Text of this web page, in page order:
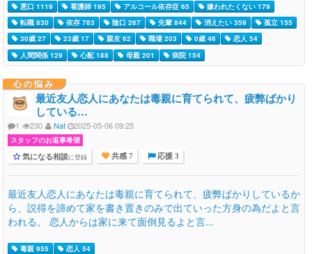
悪口 1119 看護師 195 アルコール依存症 65
嫌われたくない 179
転職 830
依存 783 陰口 267 先輩 844 消えたい 359
孤立 155
30歳 27
23歳 17 親友 62 職場 203 0歳 46
恋人 54
人間関係 129
心配 188 母親 201 病院 154
心の悩み
最近友人恋人にあなたは毒親に育てられて、疲弊ばかり
している…
1 230 Nat 2025-05-06 09:25
スタッフのお返事希望
気になる相談に登録 共感 7 応援 3
最近友人恋人にあなたは毒親に育てられて、疲弊ばかりしているか
ら、説得を諦めて家を書き置きのみで出ていった方身の為だよと言
われる。 恋人からは家に来て面倒見るよと言...
毒親 955 恋人 54